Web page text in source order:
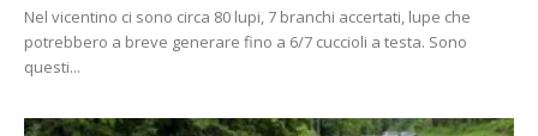
Nel vicentino ci sono circa 80 lupi, 7 branchi accertati, lupe che
potrebbero a breve generare fino a 6/7 cuccioli a testa. Sono
questi...